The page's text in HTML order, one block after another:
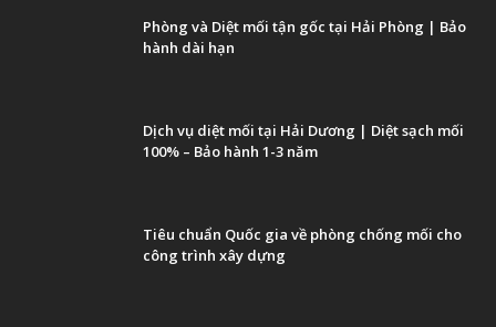
Phòng và Diệt mối tận gốc tại Hải Phòng | Bảo
hành dài hạn
Dịch vụ diệt mối tại Hải Dương | Diệt sạch mối
100% – Bảo hành 1-3 năm
Tiêu chuẩn Quốc gia về phòng chống mối cho
công trình xây dựng